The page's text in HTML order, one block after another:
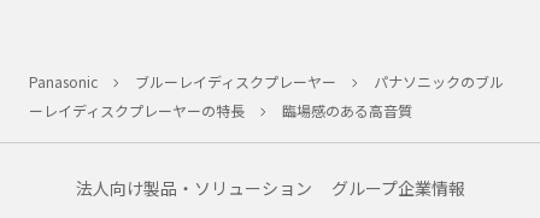
Panasonic ブルーレイディスクプレーヤー
パナソニックのブル
ーレイディスクプレーヤーの特長
臨場感のある高音質
法人向け製品・ソリューション グループ企業情報